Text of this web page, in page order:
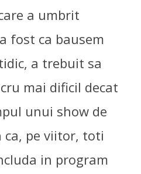
a umbrit
fost ca bausem
a trebuit sa
mai dificil decat
unui show de
ca, pe viitor, toti
in program